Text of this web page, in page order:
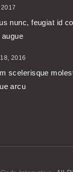
nunc, feugiat id
augue
2016
scelerisque
arcu